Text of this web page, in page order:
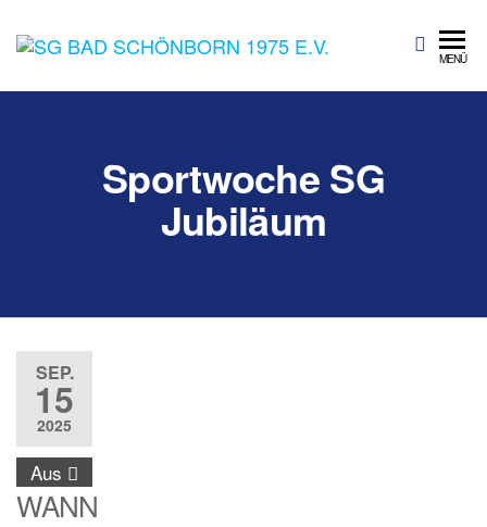
SG Bad
Sportgemeinschaft
MENÜ
Sportwoche SG
Jubiläum
SEP.
15
2025
Aus
WANN